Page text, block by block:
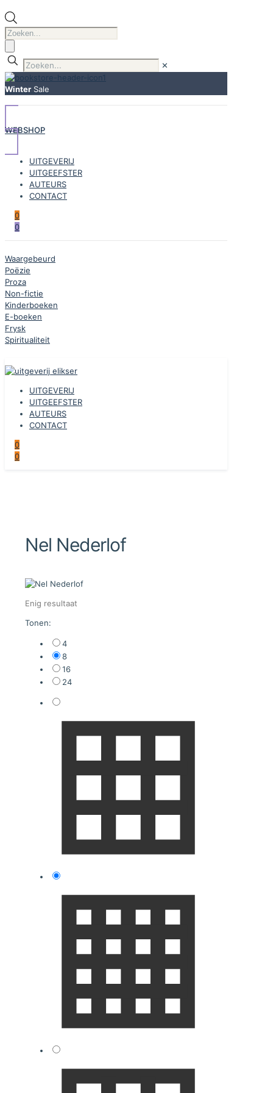
Producten
zoeken
✕
Winter Sale
WEBSHOP
UITGEVERIJ
UITGEEFSTER
AUTEURS
CONTACT
0
0
Waargebeurd
Poëzie
Proza
Non-fictie
Kinderboeken
E-boeken
Frysk
Spiritualiteit
UITGEVERIJ
UITGEEFSTER
AUTEURS
CONTACT
0
0
Nel Nederlof
Enig resultaat
Tonen:
4
8
16
24